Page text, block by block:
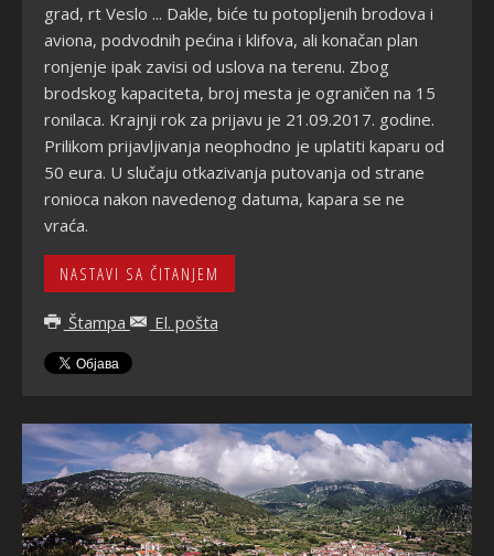
grad, rt Veslo ... Dakle, biće tu potopljenih brodova i
aviona, podvodnih pećina i klifova, ali konačan plan
ronjenje ipak zavisi od uslova na terenu. Zbog
brodskog kapaciteta, broj mesta je ograničen na 15
ronilaca. Krajnji rok za prijavu je 21.09.2017. godine.
Prilikom prijavljivanja neophodno je uplatiti kaparu od
50 eura. U slučaju otkazivanja putovanja od strane
ronioca nakon navedenog datuma, kapara se ne
vraća.
NASTAVI SA ČITANJEM
Štampa El. pošta